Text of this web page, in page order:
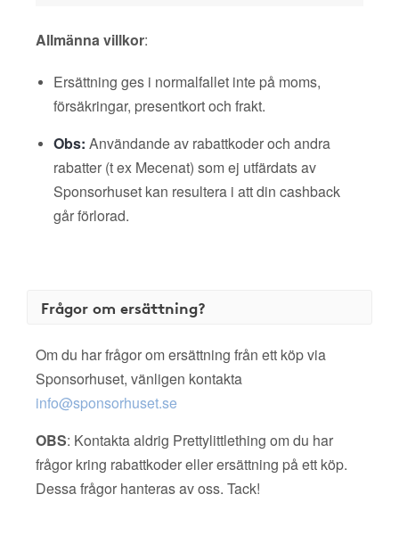
Allmänna villkor:
Ersättning ges i normalfallet inte på moms,
försäkringar, presentkort och frakt.
Obs: Användande av rabattkoder och andra
rabatter (t ex Mecenat) som ej utfärdats av
Sponsorhuset kan resultera i att din cashback
går förlorad.
Frågor om ersättning?
Om du har frågor om ersättning från ett köp via
Sponsorhuset, vänligen kontakta
info@sponsorhuset.se
OBS: Kontakta aldrig Prettylittlething om du har
frågor kring rabattkoder eller ersättning på ett köp.
Dessa frågor hanteras av oss. Tack!